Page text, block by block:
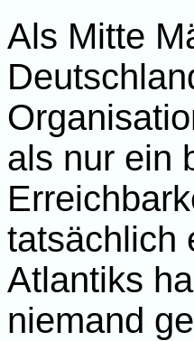
Als Mitte
als nur ein
tatsächlich
Atlantiks
niemand